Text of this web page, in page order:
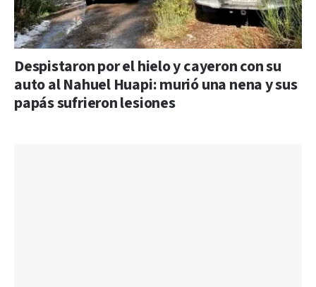
Despistaron por el hielo y cayeron con su
auto al Nahuel Huapi: murió una nena y sus
papás sufrieron lesiones